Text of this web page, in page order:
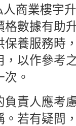
商業樓宇
數據有助
養服務時
以作參考
。
責人應考
若有疑問